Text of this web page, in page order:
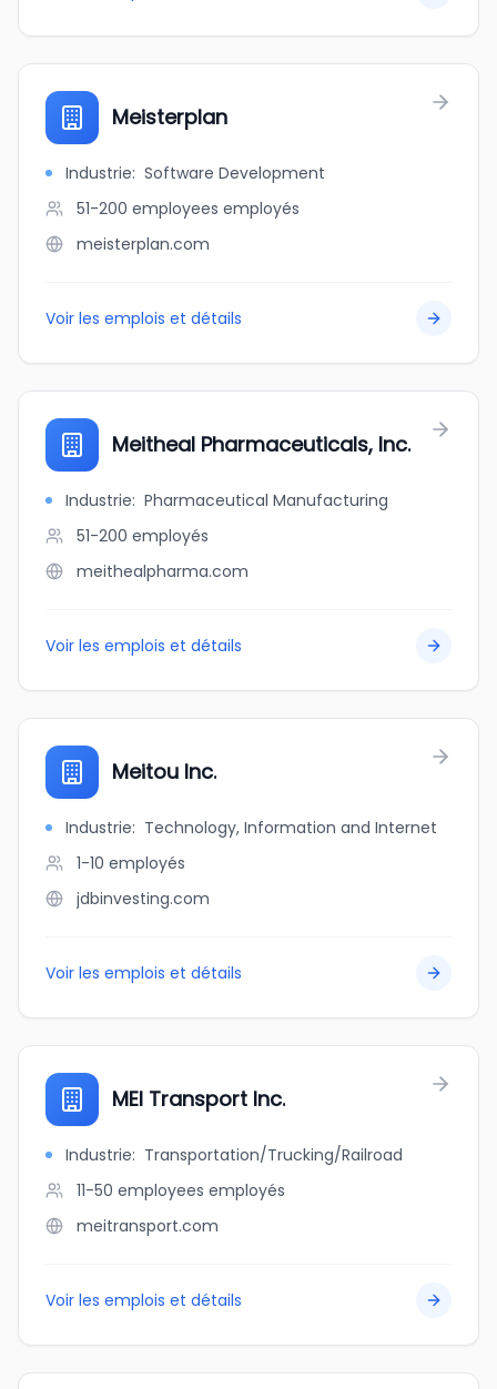
Meisterplan
Industrie: Software Development
51-200 employees employés
meisterplan.com
Voir les emplois et détails
Meitheal Pharmaceuticals, Inc.
Industrie: Pharmaceutical Manufacturing
51-200 employés
meithealpharma.com
Voir les emplois et détails
Meitou Inc.
Industrie: Technology, Information and Internet
1-10 employés
jdbinvesting.com
Voir les emplois et détails
MEI Transport Inc.
Industrie: Transportation/Trucking/Railroad
11-50 employees employés
meitransport.com
Voir les emplois et détails